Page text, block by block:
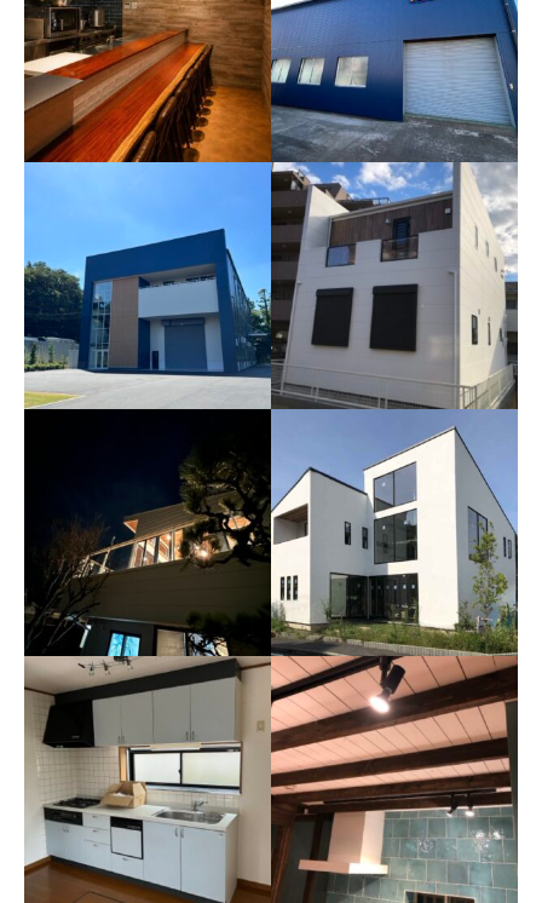
店舗 イタリヤ料理店
「TAVOLA SERENO」
H商店様
三喜工業様葛原工場 建売
K邸 T邸